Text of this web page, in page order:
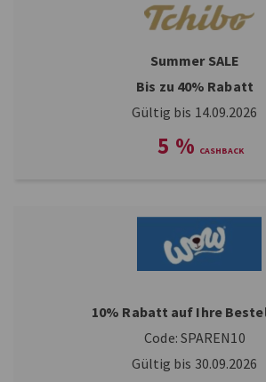
Summer SALE
Bis zu 40% Rabatt
Gültig bis 14.09.2026
5 %
10% Rabatt auf Ihre
Code: SPAREN10
Gültig bis 30.09.2026